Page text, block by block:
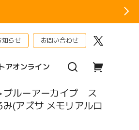
知らせ お問い合わせ
アオンライン
ブルーアーカイブ ス
(アズサ メモリアルロ